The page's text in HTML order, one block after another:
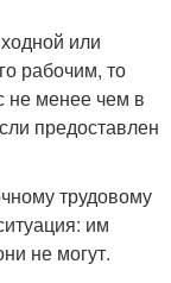
или
рабочим, то
не менее чем в
предоставлен
трудовому
им
не могут.